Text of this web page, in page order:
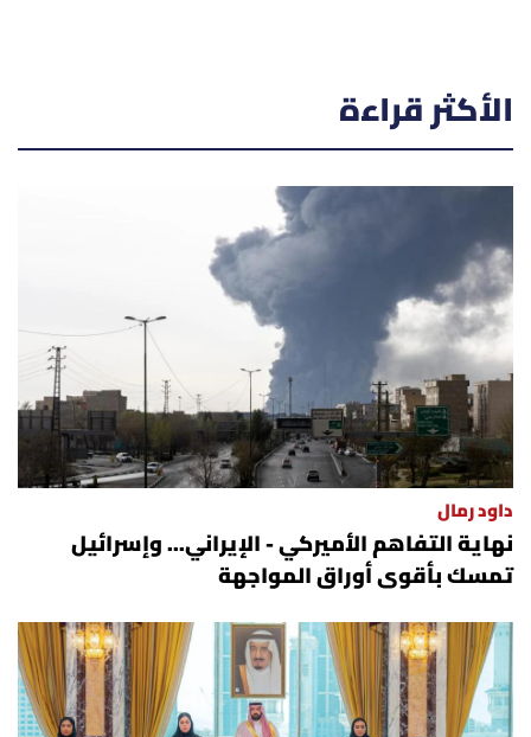
الأكثر قراءة
داود رمال
نهاية التفاهم الأميركي - الإيراني... وإسرائيل
تمسك بأقوى أوراق المواجهة